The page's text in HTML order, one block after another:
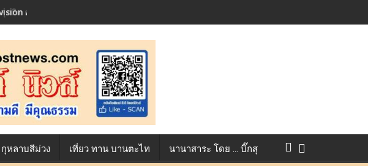
Animation Contest ตอกย้ำศักยภาพแอนิเมชันไทยบนเวทีนานาชาติ ที่ประเทศอังกฤษ :
ฮิต ตลอดเส้นทางการแข่งขัน True AF 2026 :
หลาบสีม่วง เที่ยว ทาน บานตะไท นานาสาระ โดย … บิ๊กสุ